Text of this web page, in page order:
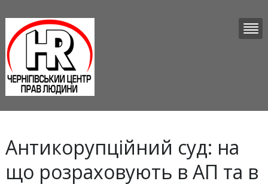
Антикорупційний суд: на
що розраховують в АП та в